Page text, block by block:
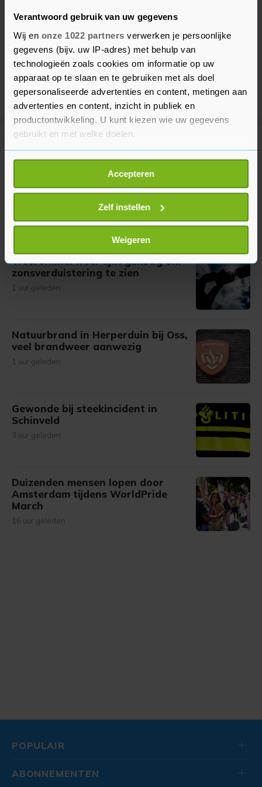
Verantwoord gebruik van uw gegevens
Wij en onze 1022 partners verwerken je persoonlijke
gegevens (bijv. uw IP-adres) met behulp van
technologieën zoals cookies om informatie op uw
apparaat op te slaan en te gebruiken met als doel
gepersonaliseerde advertenties en content, metingen aan
advertenties en content, inzicht in publiek en
productontwikkeling. U kunt kiezen wie uw gegevens
gebruikt en met welke doelen.
Als u het toestaat, willen we ook graag:
Informatie verzamelen over uw geografische
locatie, die tot een paar meter nauwkeurig kan zijn
Uw apparaat identificeren door het actief te
scannen op specifieke eigenschappen (fingerprinting)
Lees meer over hoe uw persoonlijke gegevens worden
verwerkt en stel uw voorkeuren in het
U kunt uw toestemming op elk moment wijzigen of
intrekken in de Cookieverklaring.
Met cookies werkt onze website beter en wordt jouw
onze cookiepagina kun je ons cookiebeleid bekijken en je
gemaakte keuze altijd wijzigen of intrekken.
Accepteren
Zelf instellen
Weigeren
Meer uit Binnenland
Natuurbrand Herperduin onder
1 uur geleden
Weeronline: weer lijkt gunstig om
zonsverduistering te zien
1 uur geleden
Natuurbrand in Herperduin bij Oss,
veel brandweer aanwezig
1 uur geleden
Gewonde bij steekincident in
Schinveld
3 uur geleden
Duizenden mensen lopen door
Amsterdam tijdens WorldPride
March
16 uur geleden
POPULAIR
ABONNEMENTEN